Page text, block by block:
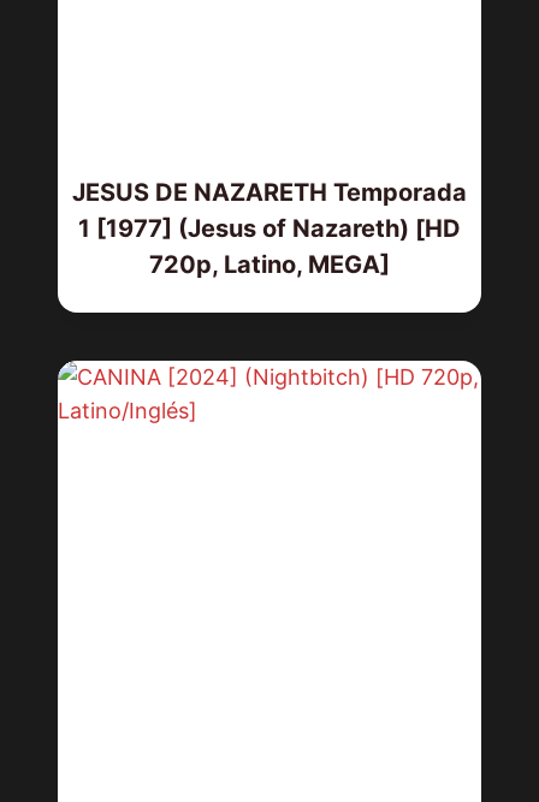
JESUS DE NAZARETH Temporada
1 [1977] (Jesus of Nazareth) [HD
720p, Latino, MEGA]